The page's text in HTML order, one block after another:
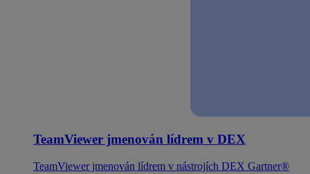
TeamViewer jmenován lídrem v DEX
TeamViewer jmenován lídrem v nástrojích DEX Gartner®